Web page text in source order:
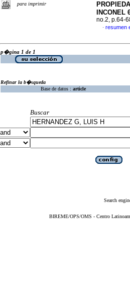
para imprimir
INCONEL
no.2, p.64-
· resumen
p�gina 1 de 1
Refinar la b�squeda
Base de datos : article
Buscar
Search
BIREME/OPS/OMS - Centro